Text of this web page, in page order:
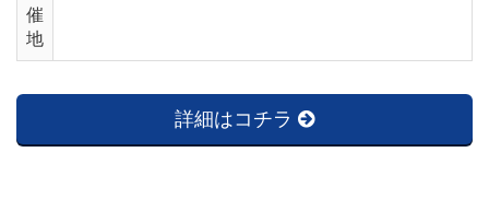
催
地
詳細はコチラ